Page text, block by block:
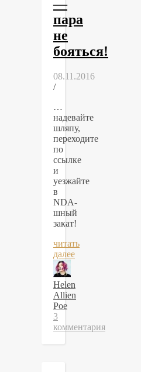
—
пара
не
бояться!
08.11.2016
/
…
надевайте
шляпу,
переходите
по
ссылке
и
уезжайте
в
NDA-
шный
закат!
читать
далее
Helen
Allien
Poe
3
комментария